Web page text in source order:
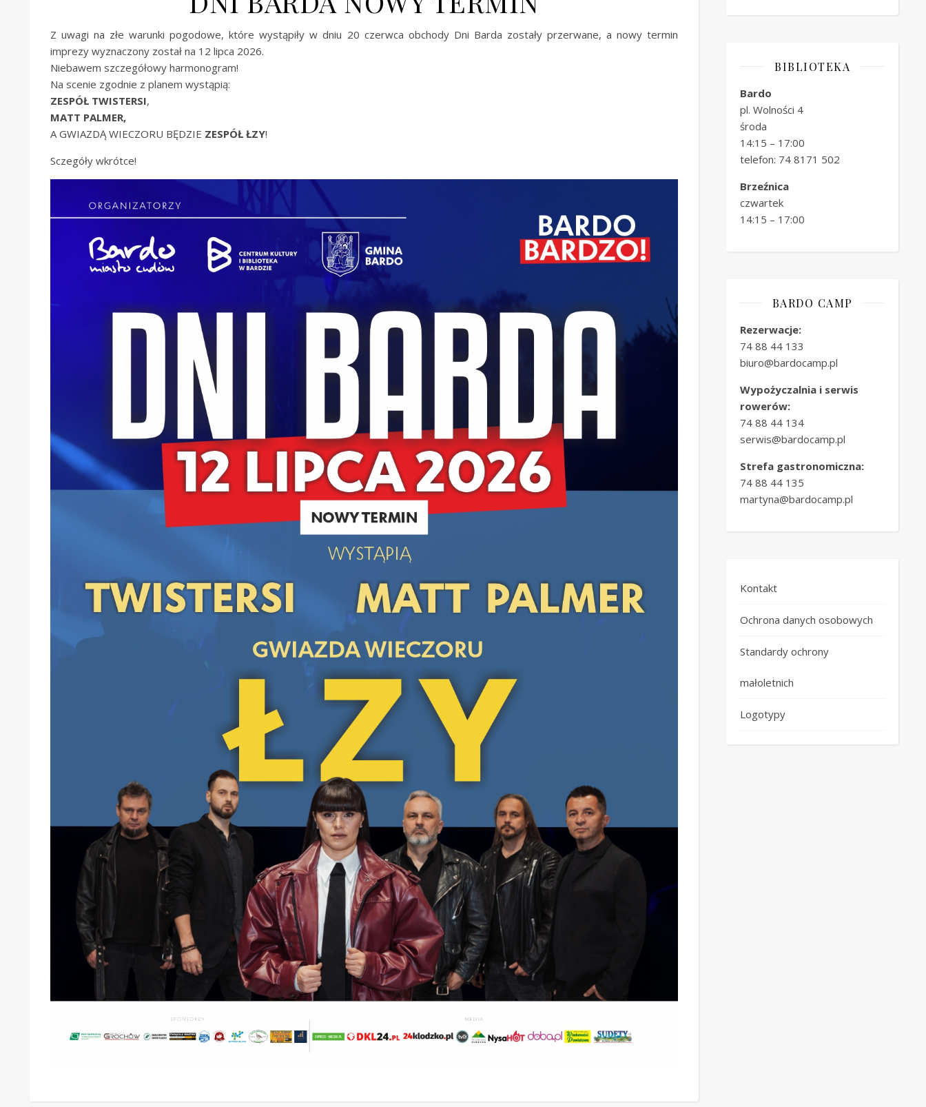
Z uwagi na złe warunki pogodowe, które wystąpiły w dniu 20 czerwca obchody Dni Barda zostały przerwane, a nowy termin
imprezy wyznaczony został na 12 lipca 2026.
Niebawem szczegółowy harmonogram!
Na scenie zgodnie z planem wystąpią:
ZESPÓŁ TWISTERSI,
MATT PALMER,
A GWIAZDĄ WIECZORU BĘDZIE ZESPÓŁ ŁZY!
Sczegóły wkrótce!
BIBLIOTEKA
Bardo
pl. Wolności 4
środa
14:15 – 17:00
telefon: 74 8171 502
Brzeźnica
czwartek
14:15 – 17:00
BARDO CAMP
Rezerwacje:
74 88 44 133
biuro@bardocamp.pl
Wypożyczalnia i serwis
rowerów:
74 88 44 134
serwis@bardocamp.pl
Strefa gastronomiczna:
74 88 44 135
martyna@bardocamp.pl
Kontakt
Ochrona danych osobowych
Standardy ochrony
małoletnich
Logotypy